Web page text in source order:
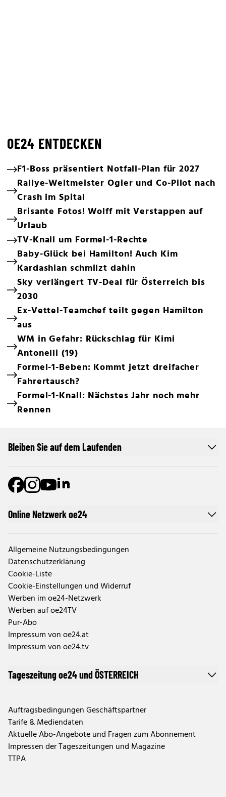
OE24 ENTDECKEN
F1-Boss präsentiert Notfall-Plan für 2027
Rallye-Weltmeister Ogier und Co-Pilot nach
Crash im Spital
Brisante Fotos! Wolff mit Verstappen auf
Urlaub
TV-Knall um Formel-1-Rechte
Baby-Glück bei Hamilton! Auch Kim
Kardashian schmilzt dahin
Sky verlängert TV-Deal für Österreich bis
2030
Ex-Vettel-Teamchef teilt gegen Hamilton
aus
WM in Gefahr: Rückschlag für Kimi
Antonelli (19)
Formel-1-Beben: Kommt jetzt dreifacher
Fahrertausch?
Formel-1-Knall: Nächstes Jahr noch mehr
Rennen
Online Netzwerk oe24
Allgemeine Nutzungsbedingungen
Datenschutzerklärung
Cookie-Liste
Cookie-Einstellungen und Widerruf
Werben im oe24-Netzwerk
Werben auf oe24TV
Pur-Abo
Impressum von oe24.at
Impressum von oe24.tv
Tageszeitung oe24 und ÖSTERREICH
Auftragsbedingungen Geschäftspartner
Tarife & Mediendaten
Aktuelle Abo-Angebote und Fragen zum Abonnement
Impressen der Tageszeitungen und Magazine
TTPA
Bleiben Sie auf dem Laufenden